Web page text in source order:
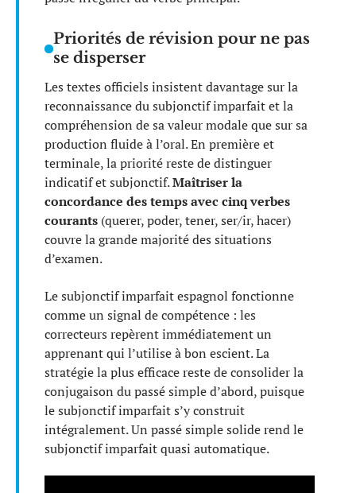
Priorités de révision pour ne pas
se disperser
Les textes officiels insistent davantage sur la
reconnaissance du subjonctif imparfait et la
compréhension de sa valeur modale que sur sa
production fluide à l’oral. En première et
terminale, la priorité reste de distinguer
indicatif et subjonctif.Maîtriser la
concordance des temps avec cinq verbes
courants (querer, poder, tener, ser/ir, hacer)
couvre la grande majorité des situations
d’examen.
Le subjonctif imparfait espagnol fonctionne
comme un signal de compétence : les
correcteurs repèrent immédiatement un
apprenant qui l’utilise à bon escient. La
stratégie la plus efficace reste de consolider la
conjugaison du passé simple d’abord, puisque
le subjonctif imparfait s’y construit
intégralement. Un passé simple solide rend le
subjonctif imparfait quasi automatique.